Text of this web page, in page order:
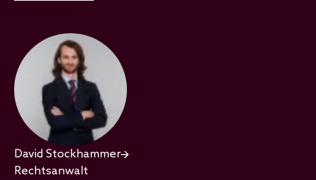
David Stockhammer
Rechtsanwalt